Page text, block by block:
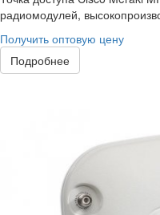
радиомодулей,
Получить оптовую цену
Подробнее